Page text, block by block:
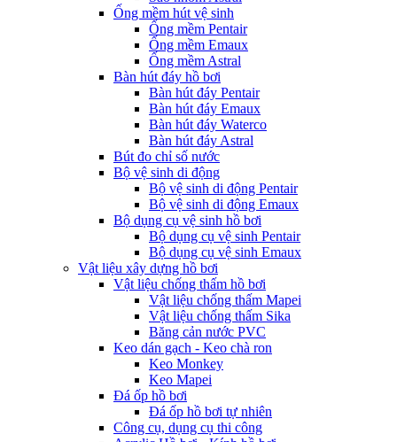
Ống mềm hút vệ sinh
Ống mềm Pentair
Ống mềm Emaux
Ống mềm Astral
Bàn hút đáy hồ bơi
Bàn hút đáy Pentair
Bàn hút đáy Emaux
Bàn hút đáy Waterco
Bàn hút đáy Astral
Bút đo chỉ số nước
Bộ vệ sinh di động
Bộ vệ sinh di động Pentair
Bộ vệ sinh di động Emaux
Bộ dụng cụ vệ sinh hồ bơi
Bộ dụng cụ vệ sinh Pentair
Bộ dụng cụ vệ sinh Emaux
Vật liệu xây dựng hồ bơi
Vật liệu chống thấm hồ bơi
Vật liệu chống thấm Mapei
Vật liệu chống thấm Sika
Băng cản nước PVC
Keo dán gạch - Keo chà ron
Keo Monkey
Keo Mapei
Đá ốp hồ bơi
Đá ốp hồ bơi tự nhiên
Công cụ, dụng cụ thi công